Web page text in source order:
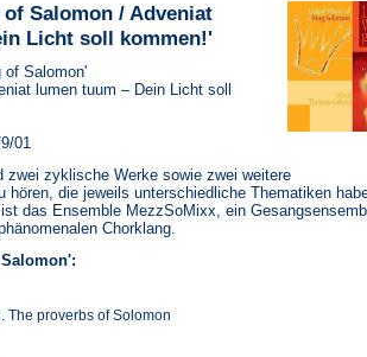
Salomon / Adveniat
Licht soll kommen!'
of Salomon'
lumen tuum – Dein Licht soll
01
zwei zyklische Werke sowie zwei weitere
hören, die jeweils unterschiedliche Thematiken
das Ensemble MezzSoMixx, ein
Chorklang.
The proverbs of Solomon